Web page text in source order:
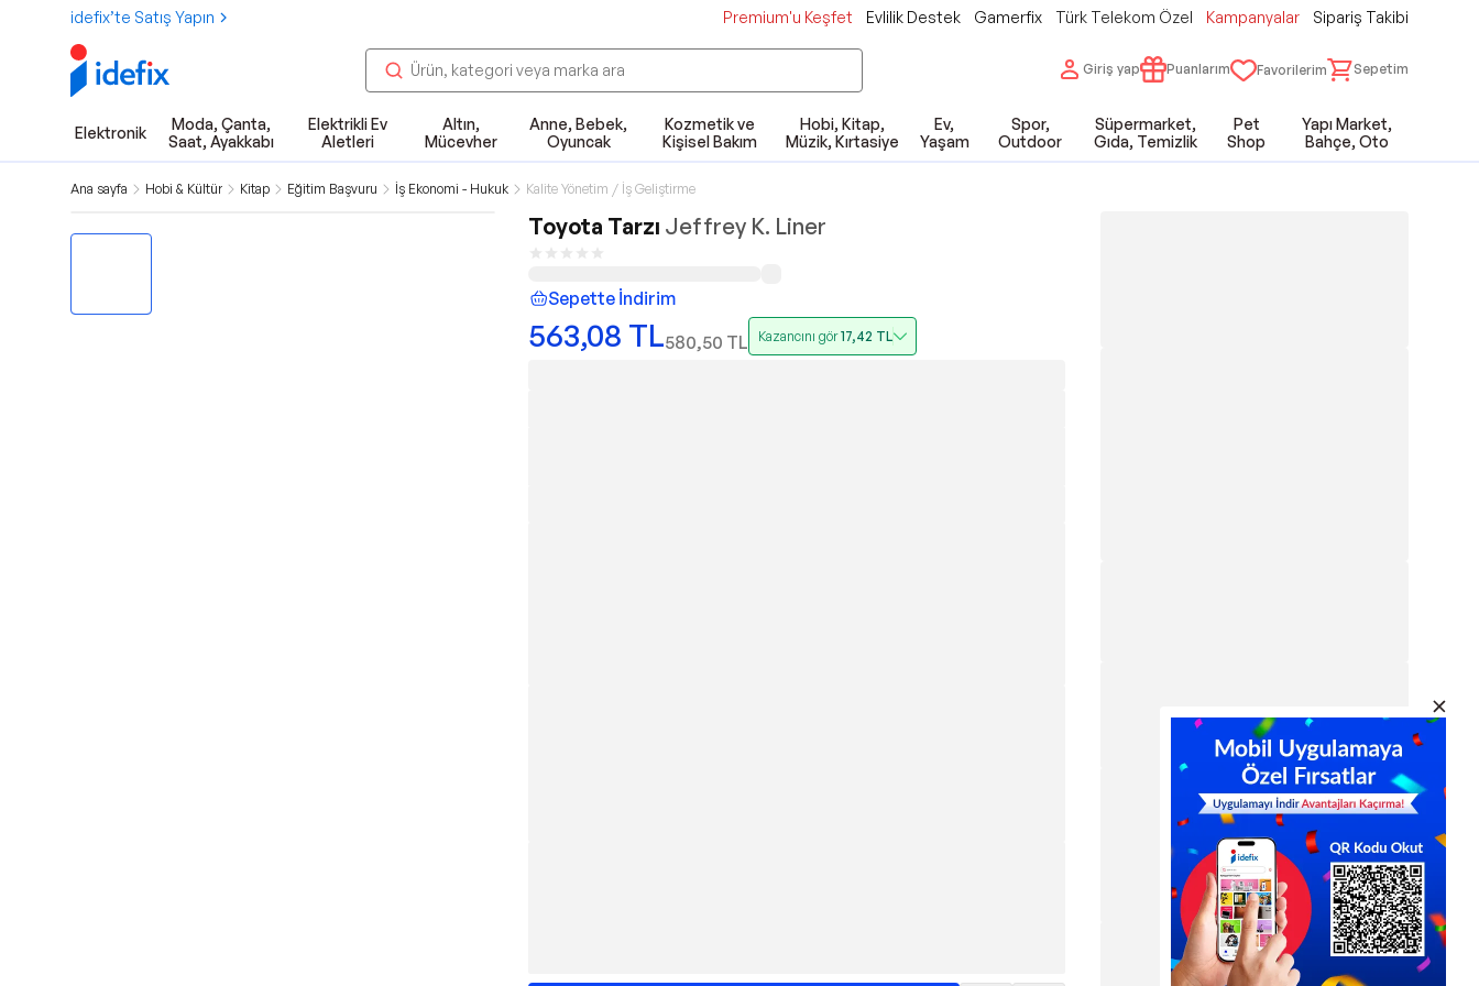
idefix’te Satış Yapın Premium'u Keşfet Evlilik Destek Gamerfix Türk Telekom Özel Kampanyalar Sipariş Takibi
Giriş yap Puanlarım Favorilerim Sepetim
Elektronik
Moda, Çanta,
Saat, Ayakkabı
Elektrikli Ev
Aletleri
Altın,
Mücevher
Anne, Bebek,
Oyuncak
Kozmetik ve
Kişisel Bakım
Hobi, Kitap,
Müzik, Kırtasiye
Ev,
Yaşam
Spor,
Outdoor
Süpermarket,
Gıda, Temizlik
Pet
Shop
Yapı Market,
Bahçe, Oto
Ana sayfa Hobi & Kültür Kitap Eğitim Başvuru İş Ekonomi - Hukuk Kalite Yönetim / İş Geliştirme
Toyota Tarzı Jeffrey K. Liner
Sepette İndirim
563,08 TL580,50 TL Kazancını gör17,42 TL